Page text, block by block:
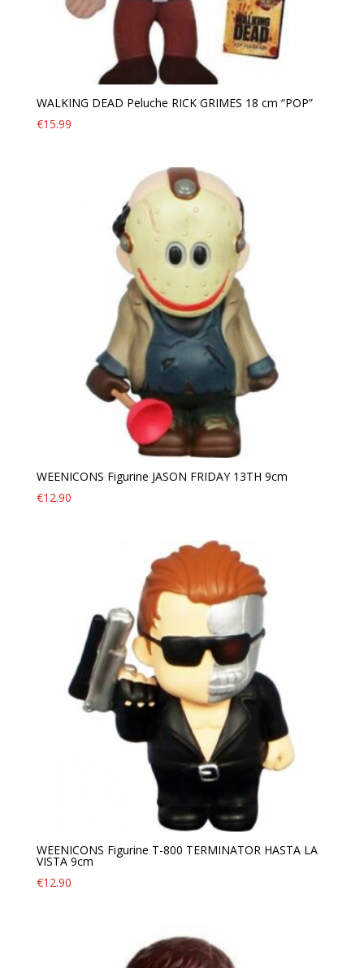
WALKING DEAD Peluche RICK GRIMES 18 cm “POP”
€15.99
WEENICONS Figurine JASON FRIDAY 13TH 9cm
€12.90
WEENICONS Figurine T-800 TERMINATOR HASTA LA
VISTA 9cm
€12.90